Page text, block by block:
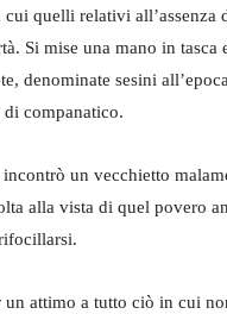
quelli relativi
Si mise una mano in tasca
denominate sesini
di companatico.
un vecchietto
alla vista di quel povero
attimo a tutto ciò in cui